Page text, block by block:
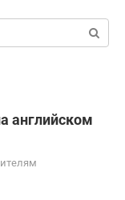
английском